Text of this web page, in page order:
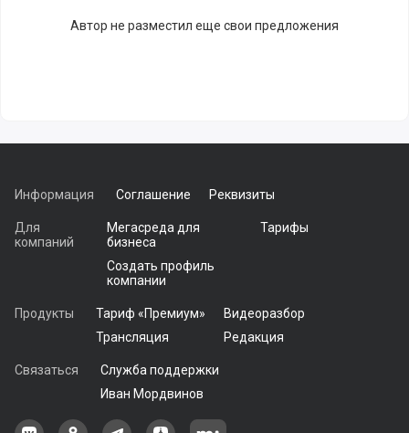
Автор не разместил еще свои предложения
Информация Соглашение Реквизиты
Для
компаний
Мегасреда для
бизнеса
Тарифы
Создать профиль
компании
Продукты Тариф «Премиум»
Видеоразбор
Трансляция
Редакция
Связаться
Служба поддержки
Иван Мордвинов
Наша группа в ВКонтакте
Наша группа на Одноклассники[
Наша группа в Telegram
наш профиль на Дзен
Наш аккаунт на Мегасреде